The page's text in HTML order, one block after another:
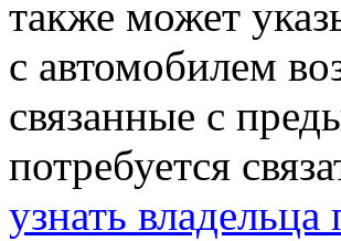
также может
с автомобилем
связанные с
потребуется
узнать